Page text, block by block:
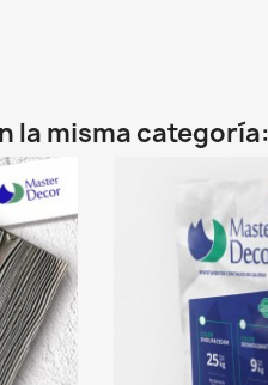
la misma categoría: